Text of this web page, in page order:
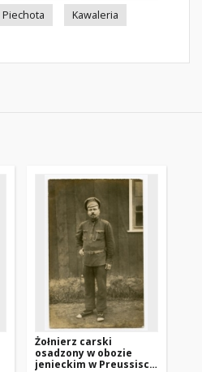
Piechota Kawaleria
Żołnierz carski
osadzony w obozie
jenieckim w Preussisch